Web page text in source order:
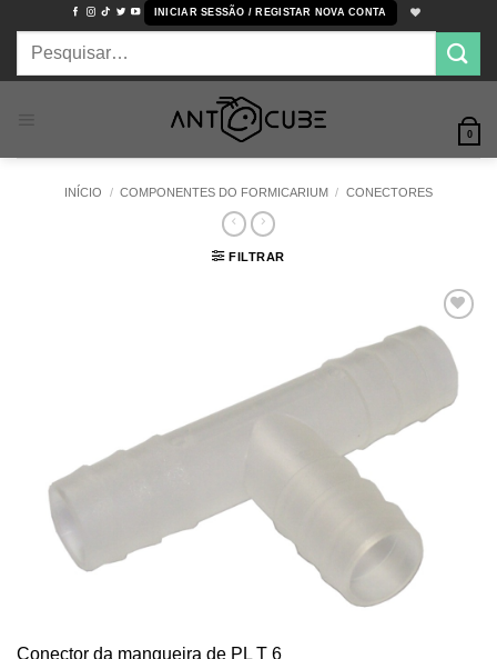
content
INICIAR SESSÃO / REGISTAR NOVA CONTA
Pesquisar
0
INÍCIO / COMPONENTES DO FORMICARIUM / CONECTORES
FILTRAR
Conector da mangueira de PL T 6